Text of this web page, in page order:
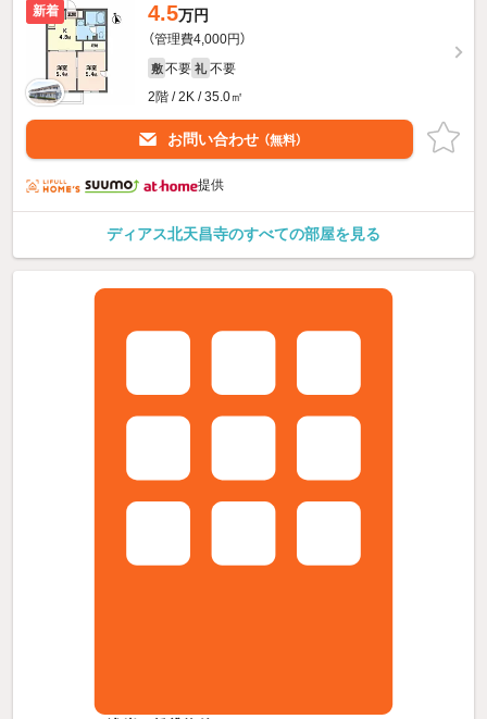
新着 4.5万円
（管理費4,000円）
敷 不要 礼 不要
2階 / 2K / 35.0㎡
お問い合わせ （無料）
提供
ディアス北天昌寺のすべての部屋を見る